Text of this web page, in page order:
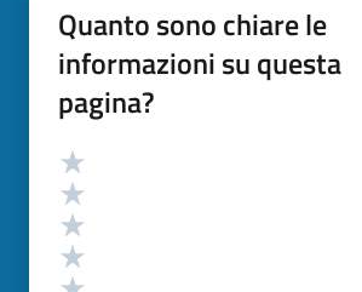
Quanto sono chiare le
informazioni su questa
pagina?
Valutazione